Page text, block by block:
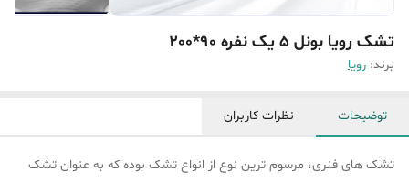
تشک رویا بونل 5 یک نفره 90*200
برند: رویا
توضیحات نظرات کاربران
تشک های فنری، مرسوم ترین نوع از انواع تشک بوده که به عنوان تشک